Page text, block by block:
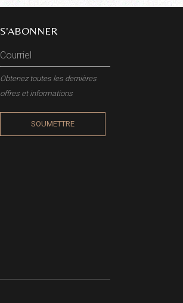
S'ABONNER
Obtenez toutes les dernières
offres et informations
SOUMETTRE